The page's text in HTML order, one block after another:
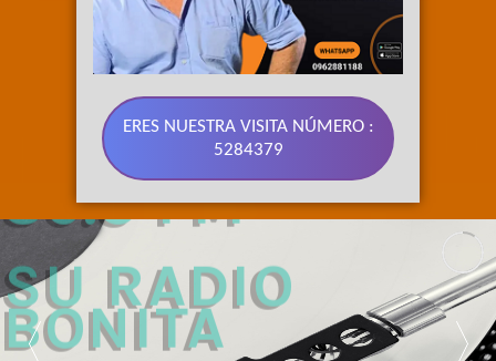
ERES NUESTRA VISITA NÚMERO :
5284379
89.3 FM